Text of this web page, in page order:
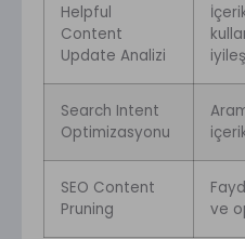
Helpful
Content
Update Analizi
Search Intent
Optimizasyonu
SEO Content
Pruning
ve